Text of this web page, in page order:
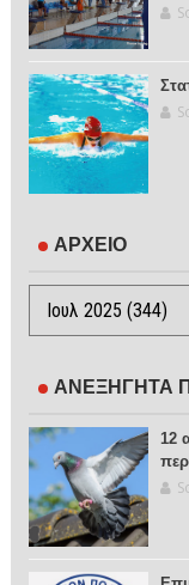
ΑΡΧΕΙΟ
ΑΝΕΞΗΓΗΤΑ
12